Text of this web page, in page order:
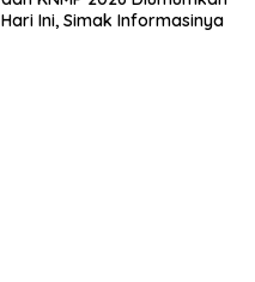
Hari Ini, Simak Informasinya